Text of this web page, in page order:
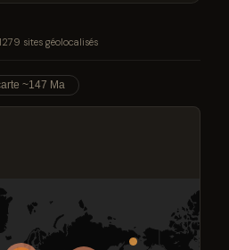
1279 sites géolocalisés
~147 Ma